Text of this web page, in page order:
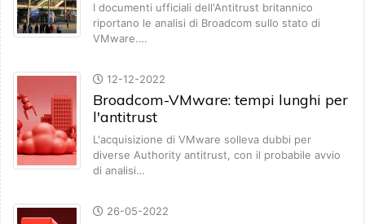
I documenti ufficiali dell'Antitrust britannico
riportano le analisi di Broadcom sullo stato di
VMware.…
12-12-2022
Broadcom-VMware: tempi lunghi per
l'antitrust
L'acquisizione di VMware solleva dubbi per
diverse Authority antitrust, con il probabile avvio
di analisi…
26-05-2022